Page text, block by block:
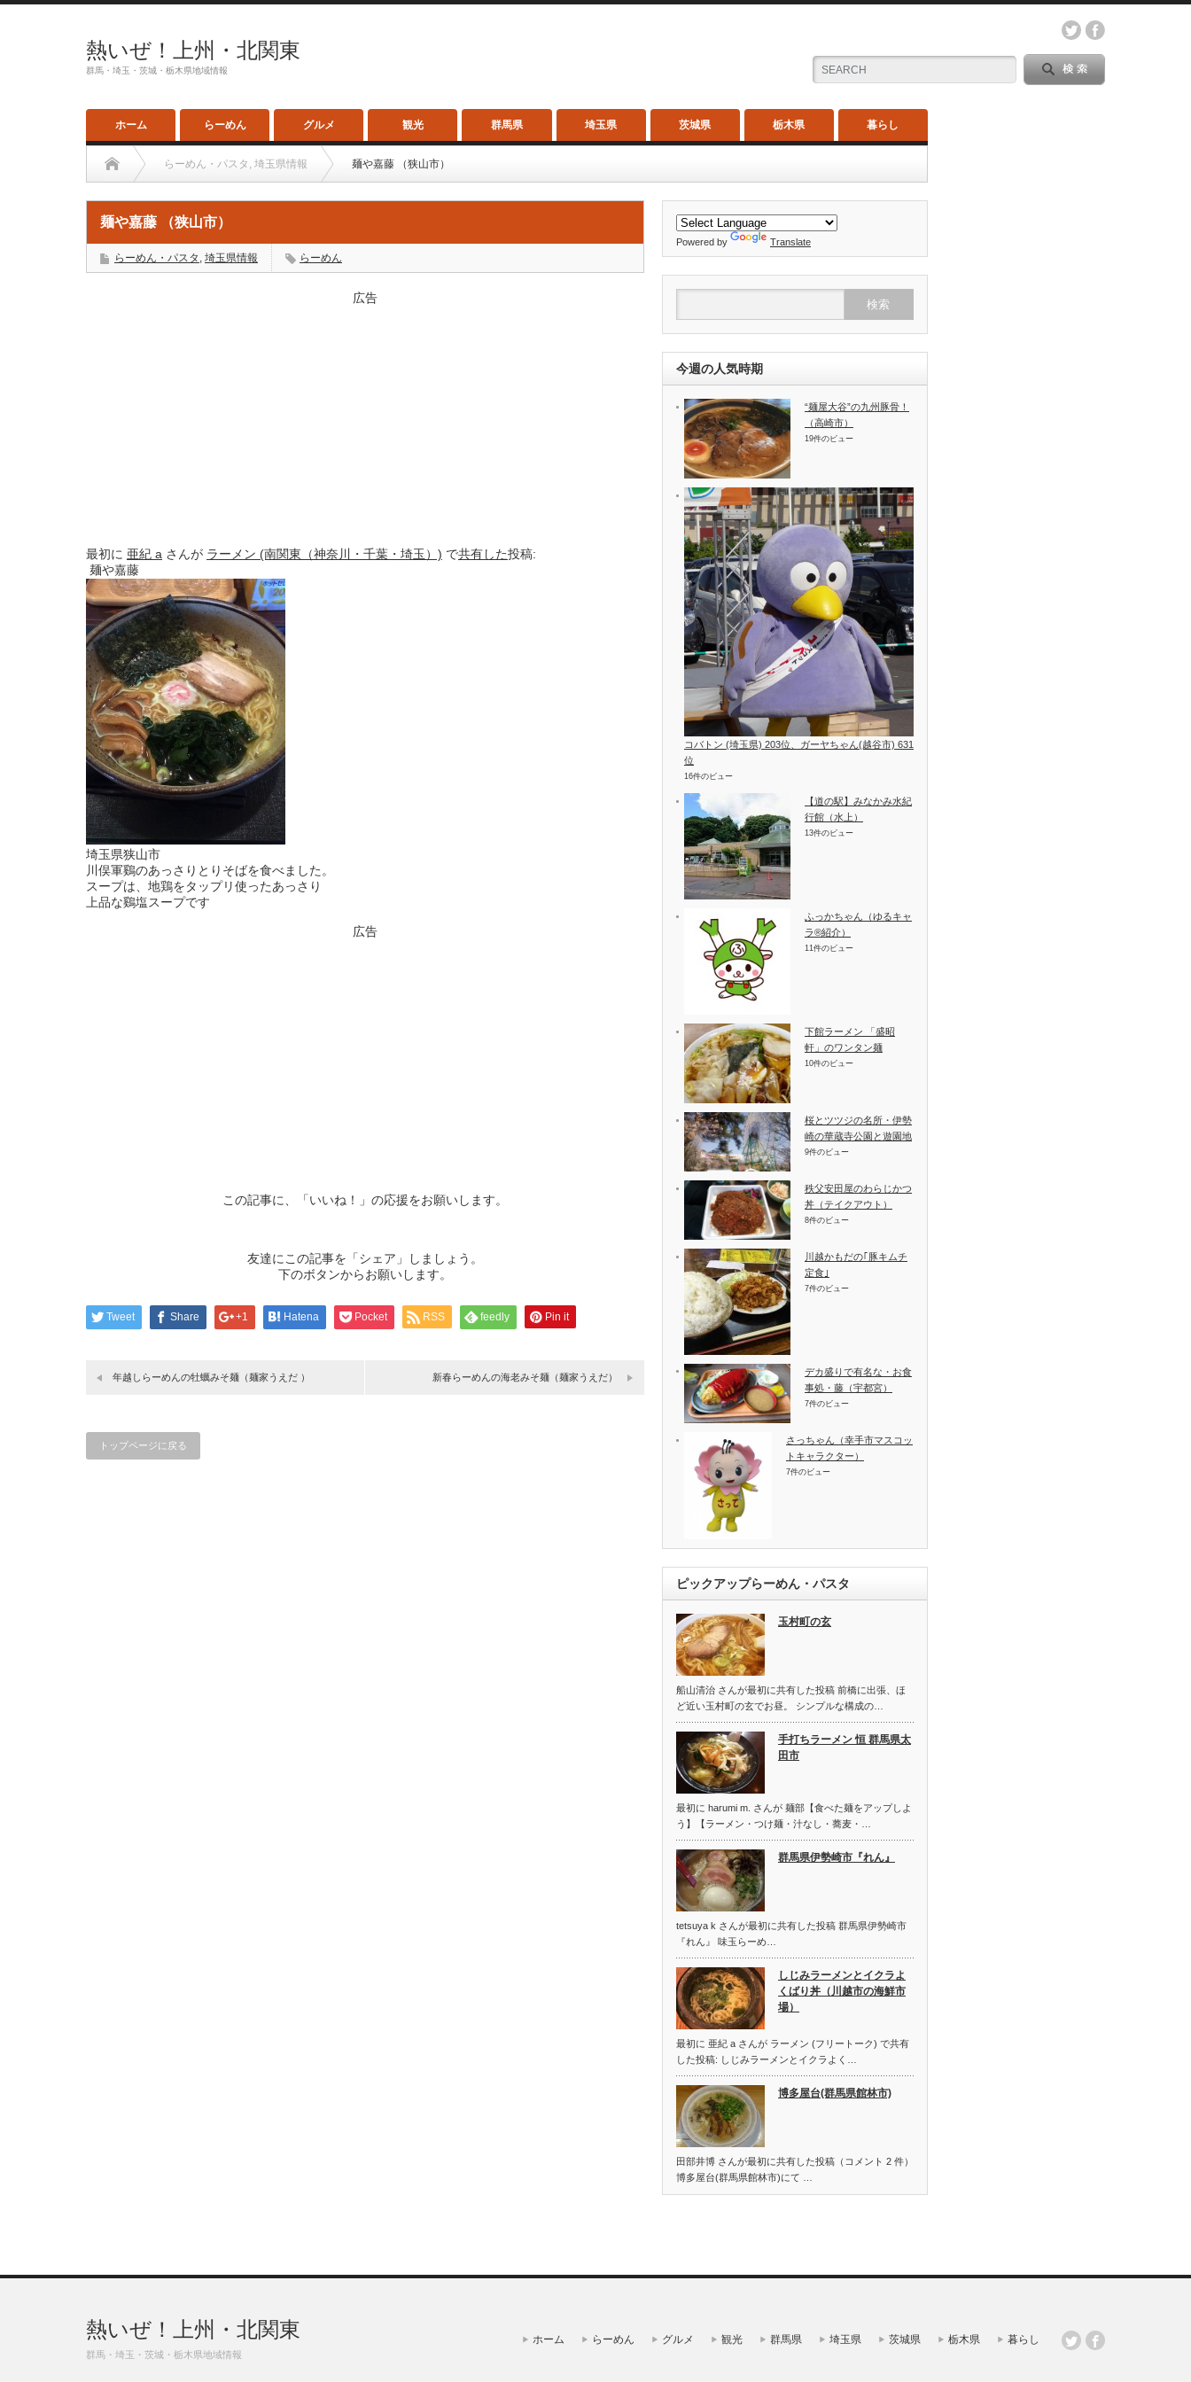
熱いぜ！上州・北関東
群馬・埼玉・茨城・栃木県地域情報
ホーム らーめん グルメ 観光 群馬県 埼玉県 茨城県 栃木県 暮らし
らーめん・パスタ , 埼玉県情報 麺や嘉藤 （狭山市）
麺や嘉藤 （狭山市）
らーめん・パスタ , 埼玉県情報 らーめん
広告
最初に 亜紀 a さんが ラーメン (南関東（神奈川・千葉・埼玉）) で共有した投稿:
麺や嘉藤
埼玉県狭山市
川俣軍鷄のあっさりとりそばを食べました。
スープは、地鶏をタップリ使ったあっさり
上品な鷄塩スープです
広告
この記事に、「いいね！」の応援をお願いします。
友達にこの記事を「シェア」しましょう。
下のボタンからお願いします。
Tweet Share +1 Hatena Pocket RSS feedly Pin it
年越しらーめんの牡蠣みそ麺（麺家うえだ ） 新春らーめんの海老みそ麺（麺家うえだ）
トップページに戻る
Powered by Translate
今週の人気時期
“麺屋大谷”の九州豚骨！
（高崎市）
19件のビュー
コバトン (埼玉県) 203位、ガーヤちゃん(越谷市) 631
位
16件のビュー
【道の駅】みなかみ水紀
行館（水上）
13件のビュー
ふっかちゃん（ゆるキャ
ラ®紹介）
11件のビュー
下館ラーメン 「盛昭
軒」のワンタン麺
10件のビュー
桜とツツジの名所・伊勢
崎の華蔵寺公園と遊園地
9件のビュー
秩父安田屋のわらじかつ
丼（テイクアウト）
8件のビュー
川越かもだの｢豚キムチ
定食｣
7件のビュー
デカ盛りで有名な・お食
事処・藤（宇都宮）
7件のビュー
さっちゃん（幸手市マスコッ
トキャラクター）
7件のビュー
ピックアップらーめん・パスタ
玉村町の玄
船山清治 さんが最初に共有した投稿 前橋に出張、ほ
ど近い玉村町の玄でお昼。 シンプルな構成の…
手打ちラーメン 恒 群馬県太
田市
最初に harumi m. さんが 麺部【食べた麺をアップしよ
う】【ラーメン・つけ麺・汁なし・蕎麦・…
群馬県伊勢崎市『れん』
tetsuya k さんが最初に共有した投稿 群馬県伊勢崎市
『れん』 味玉らーめ…
しじみラーメンとイクラよ
くばり丼（川越市の海鮮市
場）
最初に 亜紀 a さんが ラーメン (フリートーク) で共有
した投稿: しじみラーメンとイクラよく…
博多屋台(群馬県館林市)
田部井博 さんが最初に共有した投稿（コメント 2 件）
博多屋台(群馬県館林市)にて …
熱いぜ！上州・北関東
群馬・埼玉・茨城・栃木県地域情報
ホーム らーめん グルメ 観光 群馬県 埼玉県 茨城県 栃木県 暮らし